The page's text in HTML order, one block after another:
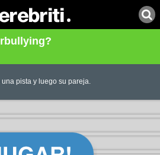
pista y luego su pareja.